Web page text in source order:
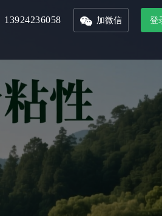
13924236058 加微信 登